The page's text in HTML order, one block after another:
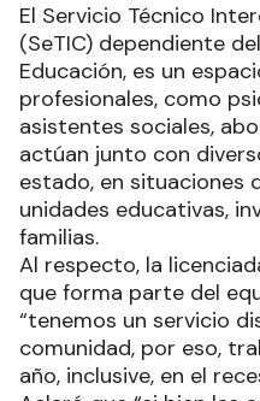
El Servicio Técnico
(SeTIC) dependiente
Educación, es un
profesionales, como
asistentes sociales,
actúan junto con
estado, en situaciones
unidades educativas,
familias.
Al respecto, la
que forma parte del
“tenemos un servicio
comunidad, por eso,
año, inclusive, en el